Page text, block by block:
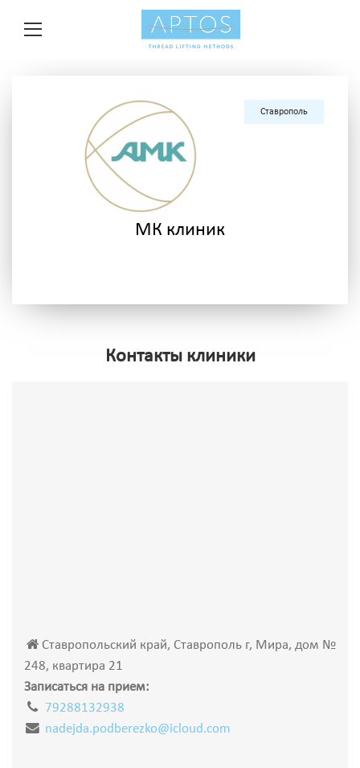
Ставрополь
МК клиник
Контакты клиники
Ставропольский край, Ставрополь г, Мира, дом №
248, квартира 21
Записаться на прием:
79288132938
nadejda.podberezko@icloud.com